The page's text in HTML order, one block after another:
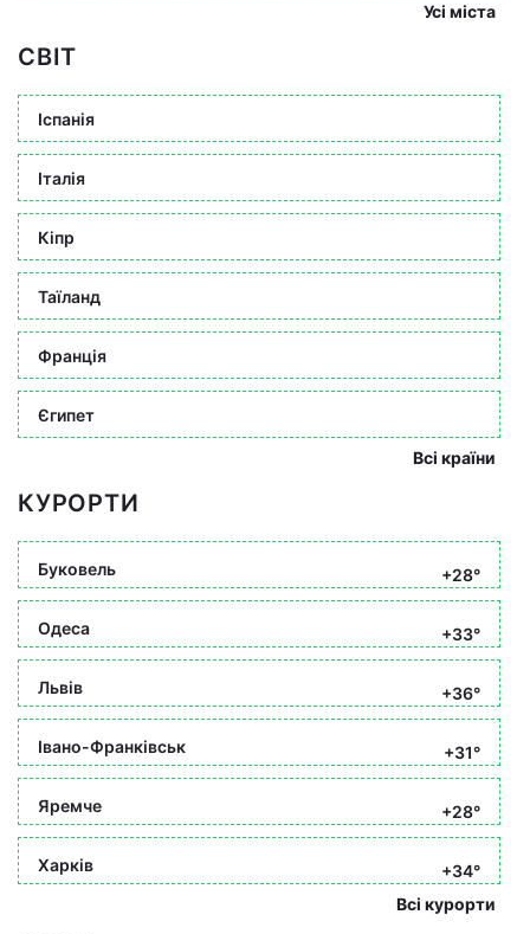
Усі міста
СВІТ
Іспанія
Італія
Кіпр
Таїланд
Франція
Єгипет
Всі країни
КУРОРТИ
Буковель +28°
Одеса +33°
Львів +36°
Івано-Франківськ +31°
Яремче +28°
Харків
+34°
Всі курорти